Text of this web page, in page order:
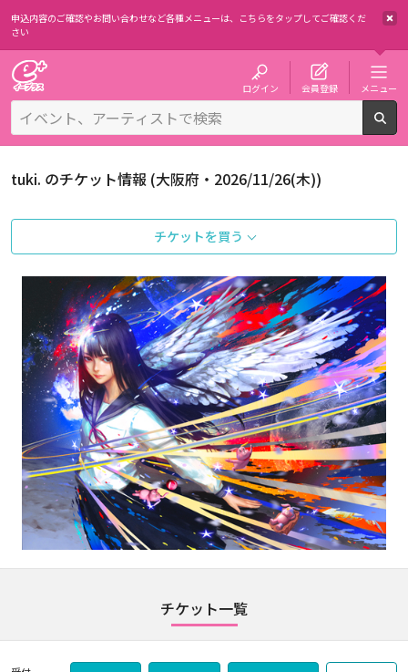
申込内容のご確認やお問い合わせなど各種メニューは、 こちらをタップしてご確認くだ
さい
ログイン 会員登録 メニュー
tuki. のチケット情報 (大阪府・2026/11/26(木))
チケットを買う
チケット一覧